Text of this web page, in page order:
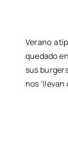
Verano
quedado
sus
nos